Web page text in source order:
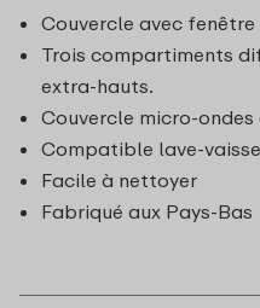
Couvercle avec
Trois compartiments
extra-hauts.
Couvercle micro-
Compatible lave-
Facile à nettoyer
Fabriqué aux Pays-Bas